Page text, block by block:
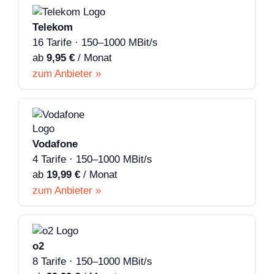
Telekom
16 Tarife · 150–1000 MBit/s
ab 9,95 € / Monat
zum Anbieter »
Vodafone
4 Tarife · 150–1000 MBit/s
ab 19,99 € / Monat
zum Anbieter »
o2
8 Tarife · 150–1000 MBit/s